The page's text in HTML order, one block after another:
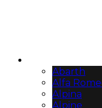
Abarth
Alfa
Alpina
Alpine